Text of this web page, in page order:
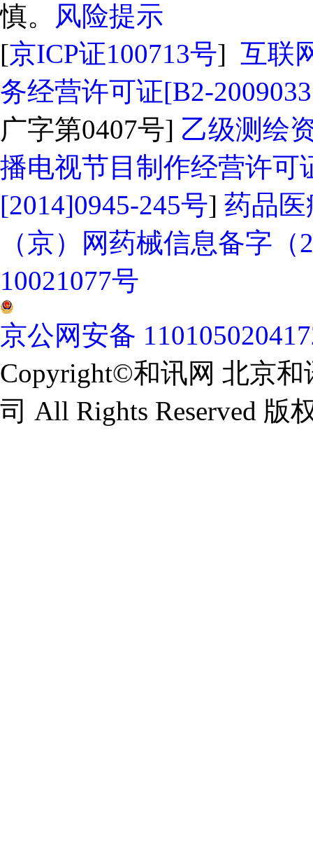
慎。
风险提示
[京ICP证100713号] 互联
务经营许可证[B2-
广字第0407号] 乙级测绘
播电视节目制作经营许可
[2014]0945-245号] 药品
（京）网药械信息备字（
10021077号
京公网安备
Copyright©和讯网 北京
司 All Rights Reserved 版